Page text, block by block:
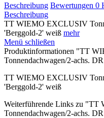
Beschreibung Bewertungen 0
Beschreibung
TT WIEMO EXCLUSIV
'Berggold-2' weiß mehr
Menü schließen
Produktinformationen "TT
Tonnendachwagen/2-achs.
TT WIEMO EXCLUSIV
'Berggold-2' weiß
Weiterführende Links zu
Tonnendachwagen/2-achs.